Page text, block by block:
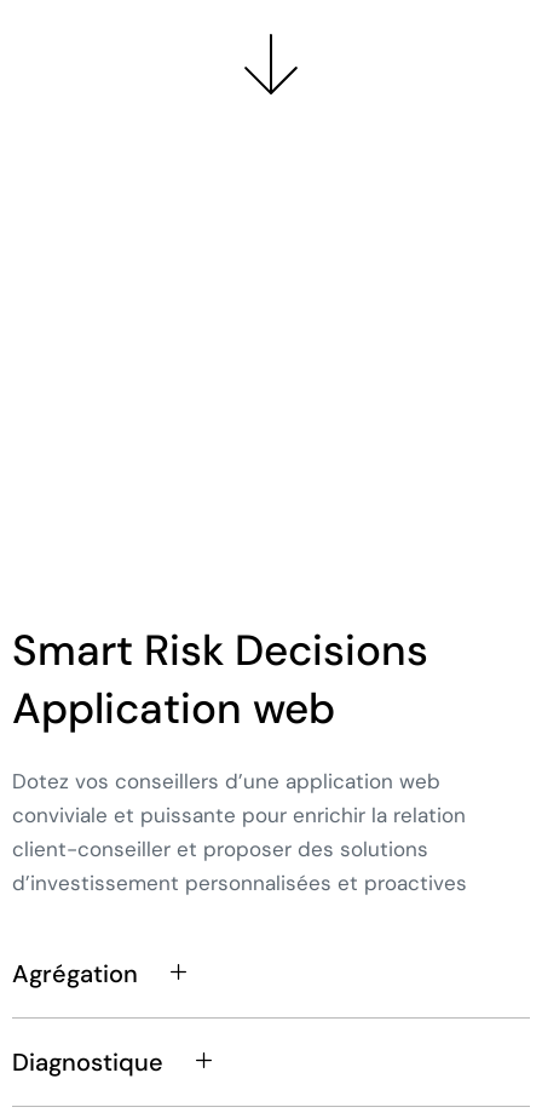
Smart Risk Decisions
Application web
Dotez vos conseillers d’une application web
conviviale et puissante pour enrichir la relation
client-conseiller et proposer des solutions
d’investissement personnalisées et proactives
Agrégation
Diagnostique